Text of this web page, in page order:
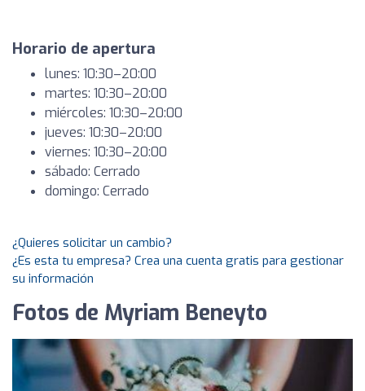
Horario de apertura
lunes: 10:30–20:00
martes: 10:30–20:00
miércoles: 10:30–20:00
jueves: 10:30–20:00
viernes: 10:30–20:00
sábado: Cerrado
domingo: Cerrado
¿Quieres solicitar un cambio?
¿Es esta tu empresa? Crea una cuenta gratis para gestionar
su información
Fotos de Myriam Beneyto